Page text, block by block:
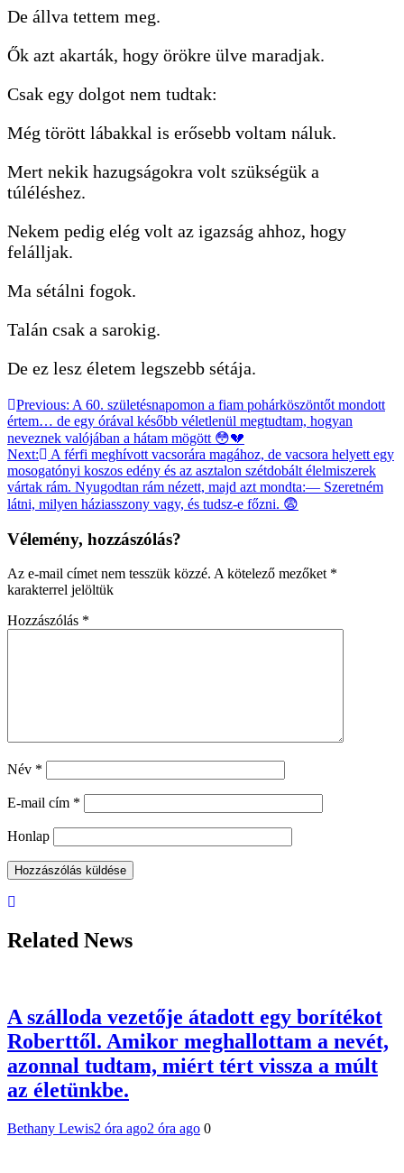
De állva tettem meg.
Ők azt akarták, hogy örökre ülve maradjak.
Csak egy dolgot nem tudtak:
Még törött lábakkal is erősebb voltam náluk.
Mert nekik hazugságokra volt szükségük a
túléléshez.
Nekem pedig elég volt az igazság ahhoz, hogy
felálljak.
Ma sétálni fogok.
Talán csak a sarokig.
De ez lesz életem legszebb sétája.
Bejegyzés
navigáció
Previous: A 60. születésnapomon a fiam pohárköszöntőt mondott
értem… de egy órával később véletlenül megtudtam, hogyan
neveznek valójában a hátam mögött 😳💔
Next:
A férfi meghívott vacsorára magához, de vacsora helyett egy
mosogatónyi koszos edény és az asztalon szétdobált élelmiszerek
vártak rám. Nyugodtan rám nézett, majd azt mondta:— Szeretném
látni, milyen háziasszony vagy, és tudsz-e főzni. 😨
Vélemény, hozzászólás?
Az e-mail címet nem tesszük közzé. A kötelező mezőket *
karakterrel jelöltük
Hozzászólás *
Név *
E-mail cím *
Honlap
Related News
A szálloda vezetője átadott egy borítékot
Roberttől. Amikor meghallottam a nevét,
azonnal tudtam, miért tért vissza a múlt
az életünkbe.
Bethany Lewis2 óra ago2 óra ago 0